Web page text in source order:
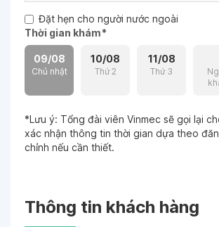
Đặt hẹn cho người nước ngoài
Thời gian khám*
09/08
Chủ nhật
10/08
Thứ 2
11/08
Thứ 3
*Lưu ý: Tổng đài viên Vinmec sẽ gọi lại
xác nhận thông tin thời gian dựa theo
chỉnh nếu cần thiết.
Thông tin khách hàng